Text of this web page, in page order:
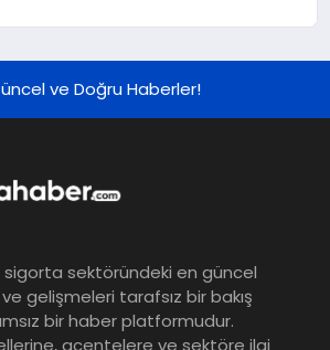
Finansal Sonuçlarını Açıkladı
Grup Müdürü Olarak Atandı
Mevduat kısa vadeyi, koruma
ürünleri uzun vadeyi tutuyor
ve Doğru Haberler!
sektöründeki en güncel
gelişmeleri tarafsız bir bakış
bir haber platformudur.